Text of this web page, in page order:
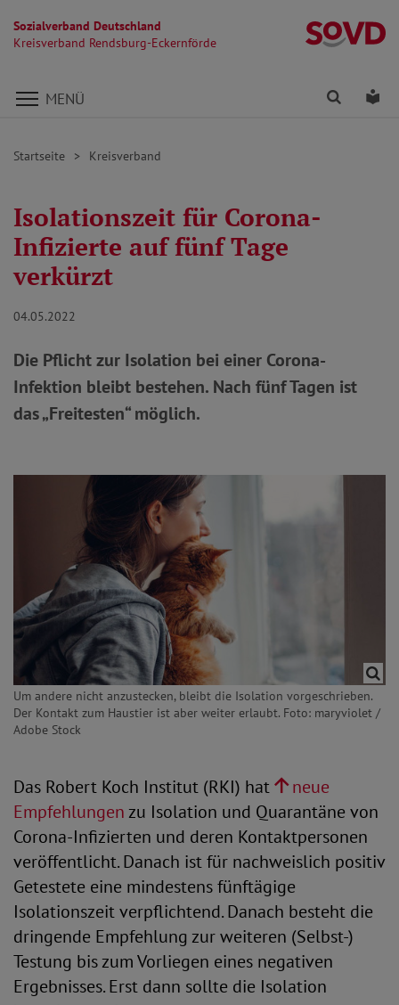
Sozialverband Deutschland
Kreisverband Rendsburg-Eckernförde
Direkt zu den Inhalten springen
MENÜ Finden
Startseite Kreisverband
Isolationszeit für Corona-
Infizierte auf fünf Tage
verkürzt
04.05.2022
Die Pflicht zur Isolation bei einer Corona-
Infektion bleibt bestehen. Nach fünf Tagen ist
das „Freitesten“ möglich.
Um andere nicht anzustecken, bleibt die Isolation vorgeschrieben.
Der Kontakt zum Haustier ist aber weiter erlaubt. Foto: maryviolet /
Adobe Stock
Das Robert Koch Institut (RKI) hat
neue
Empfehlungen zu Isolation und Quarantäne von
Corona-Infizierten und deren Kontaktpersonen
veröffentlicht. Danach ist für nachweislich positiv
Getestete eine mindestens fünftägige
Isolationszeit verpflichtend. Danach besteht die
dringende Empfehlung zur weiteren (Selbst-)
Testung bis zum Vorliegen eines negativen
Ergebnisses. Erst dann sollte die Isolation